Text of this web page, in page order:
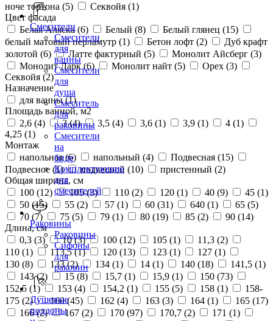
Смесители
Смесители
для
ванны
Смесители
для
душа
Смеситель
для
раковины
Смесители
на
биде
Комплектующие
для
смесителей
Раковины
Раковины
Сифоны
для
раковин
Душевые
поддоны
ноче тортона (5) Секвойя (1)
Цвет фасада
Белая Аляска (6) Белый (8) Белый глянец (15)
белый матовый перламутр (1) Бетон лофт (2)
Дуб крафт
золотой (6) Латте фактурный (5) Монолит Айсберг (3)
Монолит Дарк (6) Монолит найт (5) Орех (3)
Секвойя (2)
Назначение
для ванны (1)
Площадь ванной, м2
2,6 (4) 3 (4) 3,5 (4) 3,6 (1) 3,9 (1) 4 (1)
4,25 (1)
Монтаж
напольная (6) напольный (4) Подвесная (15)
Подвесное (1) подвесной (10) пристенный (2)
Общая ширина, см
100 (12) 105 (3) 110 (2) 120 (1) 40 (9) 45 (1)
50 (15) 55 (2) 57 (1) 60 (31) 640 (1) 65 (5)
70 (7) 75 (5) 79 (1) 80 (19) 85 (2) 90 (14)
Длина, см
0,3 (3) 10 (3) 100 (12) 105 (1) 11,3 (2)
110 (1) 113,5 (1) 120 (13) 123 (1) 127 (1)
130 (8) 133 (2) 134 (1) 14 (1) 140 (18) 141,5 (1)
143 (2) 15 (8) 15,7 (1) 15,9 (1) 150 (73)
152,5 (1) 153 (4) 154,2 (1) 155 (5) 158 (1)
158-
175 (2) 160 (45) 162 (4) 163 (3) 164 (1) 165 (17)
166 (2) 167 (2) 170 (97) 170,7 (2) 171 (1)